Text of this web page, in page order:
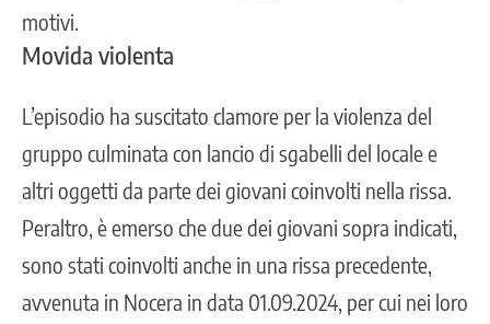
motivi.
Movida violenta
L’episodio ha suscitato clamore per la violenza del
gruppo culminata con lancio di sgabelli del locale e
altri oggetti da parte dei giovani coinvolti nella rissa.
Peraltro, è emerso che due dei giovani sopra indicati,
sono stati coinvolti anche in una rissa precedente,
avvenuta in Nocera in data 01.09.2024, per cui nei loro